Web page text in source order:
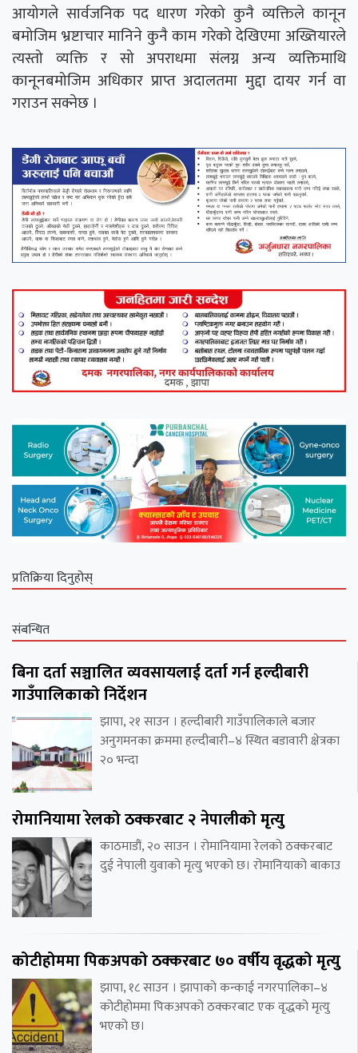
आयोगले सार्वजनिक पद धारण गरेको कुनै व्यक्तिले कानून
बमोजिम भ्रष्टाचार मानिने कुनै काम गरेको देखिएमा अख्तियारले
त्यस्तो व्यक्ति र सो अपराधमा संलग्न अन्य व्यक्तिमाथि
कानूनबमोजिम अधिकार प्राप्त अदालतमा मुद्दा दायर गर्न वा
गराउन सक्नेछ ।
प्रतिक्रिया दिनुहोस्
संबन्धित
बिना दर्ता सञ्चालित व्यवसायलाई दर्ता गर्न हल्दीबारी
गाउँपालिकाको निर्देशन
झापा, २१ साउन । हल्दीबारी गाउँपालिकाले बजार
अनुगमनका क्रममा हल्दीबारी–४ स्थित बडावारी क्षेत्रका
२० भन्दा
रोमानियामा रेलको ठक्करबाट २ नेपालीको मृत्यु
काठमाडौं, २० साउन । रोमानियामा रेलको ठक्करबाट
दुई नेपाली युवाको मृत्यु भएको छ। रोमानियाको बाकाउ
कोटीहोममा पिकअपको ठक्करबाट ७० वर्षीय वृद्धको मृत्यु
झापा, १८ साउन । झापाको कन्काई नगरपालिका–४
कोटीहोममा पिकअपको ठक्करबाट एक वृद्धको मृत्यु
भएको छ।